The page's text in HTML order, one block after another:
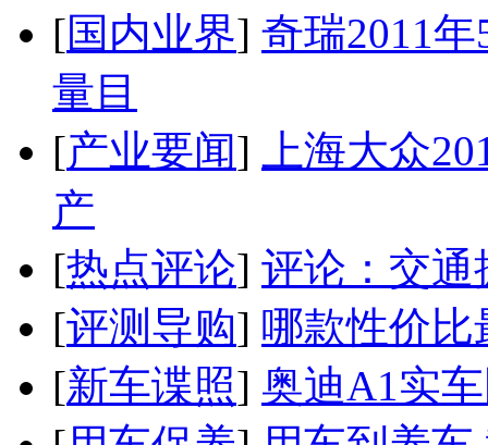
[国内业界] 奇瑞2011
量目
[产业要闻]
上海大众
产
[热点评论] 评论：交通
[评测导购] 哪款性价比
[新车谍照] 奥迪A1实